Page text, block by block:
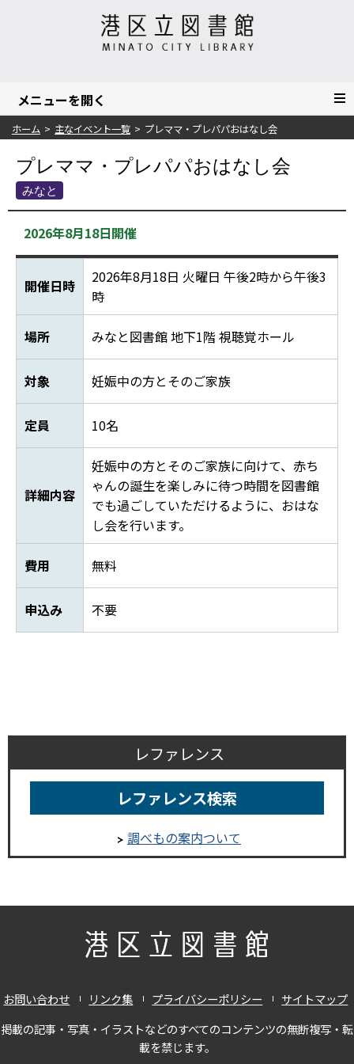
ホーム 主なイベント一覧 プレママ・プレパパおはなし会
レファレンス
レファレンス検索
調べもの案内ついて
プレママ・プレパパおはなし会
みなと
2026年8月18日開催
開催日時
2026年8月18日 火曜日 午後2時から午後3
時
場所 みなと図書館 地下1階 視聴覚ホール
対象 妊娠中の方とそのご家族
定員 10名
詳細内容
妊娠中の方とそのご家族に向けて、赤ち
ゃんの誕生を楽しみに待つ時間を図書館
でも過ごしていただけるように、おはな
し会を行います。
費用 無料
申込み 不要
お問い合わせ リンク集 プライバシーポリシー
サイトマップ
掲載の記事・写真・イラストなどのすべてのコンテンツの無断複写・転
載を禁じます。